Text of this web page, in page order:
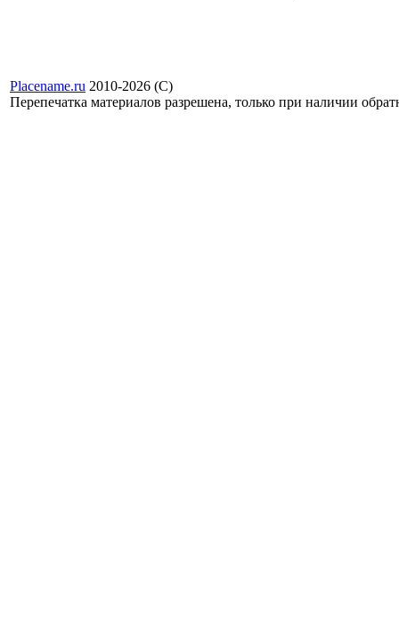
Placename.ru 2010-2026 (С)
Перепечатка материалов разрешена, только при наличии